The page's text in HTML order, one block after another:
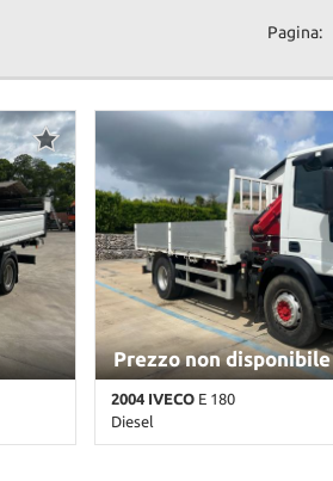
Pagina:
Prezzo non disponibile
2004 IVECO E 180
Diesel